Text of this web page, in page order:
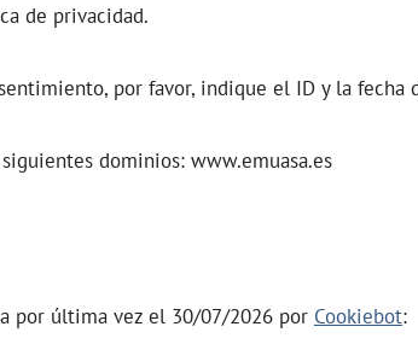
de privacidad.
por favor, indique el ID y la fecha
dominios: www.emuasa.es
por última vez el 30/07/2026 por Cookiebot: